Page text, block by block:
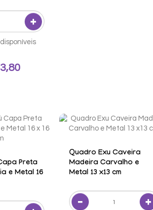
Preta
e Metal 16
Quadro Exu Caveira
Madeira Carvalho e
Metal 13 x13 cm